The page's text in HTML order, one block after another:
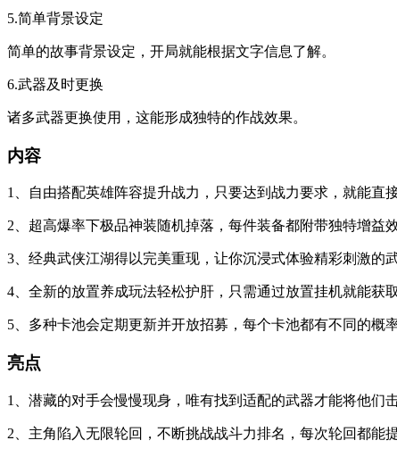
5.简单背景设定
简单的故事背景设定，开局就能根据文字信息了解。
6.武器及时更换
诸多武器更换使用，这能形成独特的作战效果。
内容
1、自由搭配英雄阵容提升战力，只要达到战力要求，就能直
2、超高爆率下极品神装随机掉落，每件装备都附带独特增益
3、经典武侠江湖得以完美重现，让你沉浸式体验精彩刺激的
4、全新的放置养成玩法轻松护肝，只需通过放置挂机就能获
5、多种卡池会定期更新并开放招募，每个卡池都有不同的概
亮点
1、潜藏的对手会慢慢现身，唯有找到适配的武器才能将他们
2、主角陷入无限轮回，不断挑战战斗力排名，每次轮回都能